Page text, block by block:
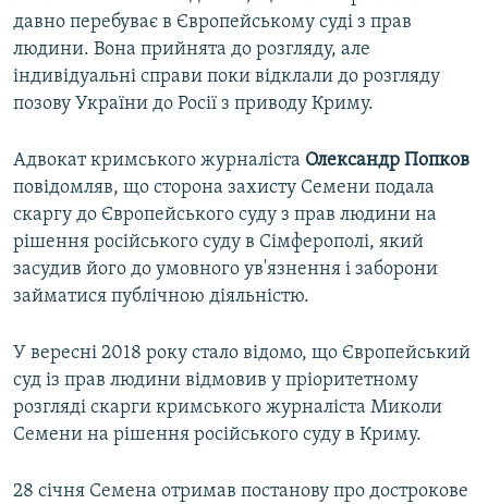
давно перебуває в Європейському суді з прав
людини. Вона прийнята до розгляду, але
індивідуальні справи поки відклали до розгляду
позову України до Росії з приводу Криму.
Адвокат кримського журналіста Олександр Попков
повідомляв, що сторона захисту Семени подала
скаргу до Європейського суду з прав людини на
рішення російського суду в Сімферополі, який
засудив його до умовного ув'язнення і заборони
займатися публічною діяльністю.
У вересні 2018 року стало відомо, що Європейський
суд із прав людини відмовив у пріоритетному
розгляді скарги кримського журналіста Миколи
Семени на рішення російського суду в Криму.
28 січня Семена отримав постанову про дострокове